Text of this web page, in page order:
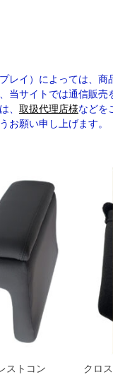
レイ）によっては、
当サイトでは通信販
、 取扱代理店様などを
お願い申し上げます。
ストコン
クロ